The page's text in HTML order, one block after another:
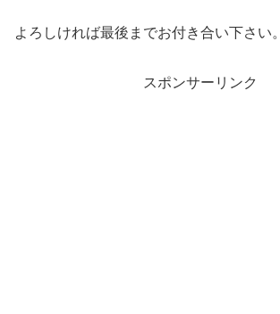
よろしければ最後までお付き合い下さい。
スポンサーリンク